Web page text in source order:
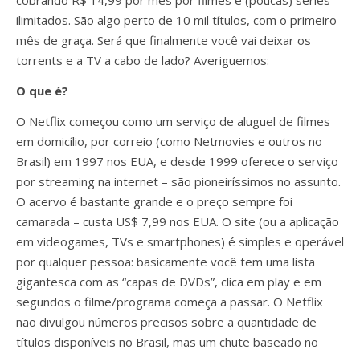
ilimitados. São algo perto de 10 mil títulos, com o primeiro
mês de graça. Será que finalmente você vai deixar os
torrents e a TV a cabo de lado? Averiguemos:
O que é?
O Netflix começou como um serviço de aluguel de filmes
em domicílio, por correio (como Netmovies e outros no
Brasil) em 1997 nos EUA, e desde 1999 oferece o serviço
por streaming na internet – são pioneiríssimos no assunto.
O acervo é bastante grande e o preço sempre foi
camarada – custa US$ 7,99 nos EUA. O site (ou a aplicação
em videogames, TVs e smartphones) é simples e operável
por qualquer pessoa: basicamente você tem uma lista
gigantesca com as “capas de DVDs”, clica em play e em
segundos o filme/programa começa a passar. O Netflix
não divulgou números precisos sobre a quantidade de
títulos disponíveis no Brasil, mas um chute baseado no